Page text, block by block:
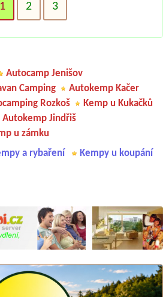
1 2 3
Autocamp Jenišov
Camping
Autokemp Kačer
Rozkoš Kemp u Kukačků
Autokemp Jindřiš
u zámku
a rybaření
Kempy u koupání